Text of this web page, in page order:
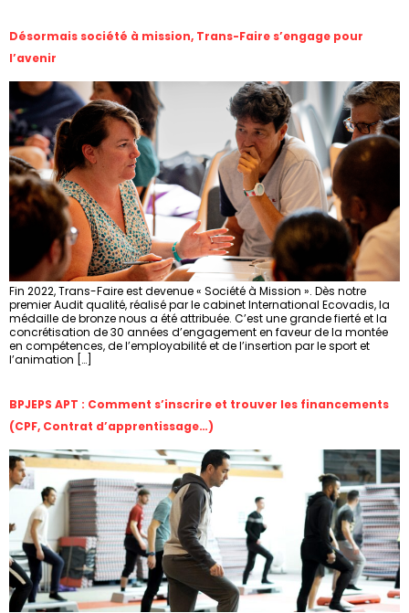
Désormais société à mission, Trans-Faire s’engage pour
l’avenir
Fin 2022, Trans-Faire est devenue « Société à Mission ». Dès notre
premier Audit qualité, réalisé par le cabinet International Ecovadis, la
médaille de bronze nous a été attribuée. C’est une grande fierté et la
concrétisation de 30 années d’engagement en faveur de la montée
en compétences, de l’employabilité et de l’insertion par le sport et
l’animation […]
BPJEPS APT : Comment s’inscrire et trouver les financements
(CPF, Contrat d’apprentissage…)